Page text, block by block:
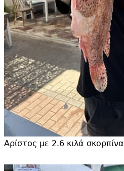
Αρίστος με 2.6 κιλά σκορπίνα